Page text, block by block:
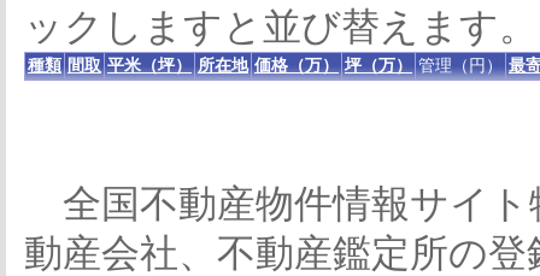
ックしますと並び替えます。
種類 間取 平米（坪） 所在地 価格（万） 坪（万） 管理（円） 最
全国不動産物件情報サイト
動産会社、不動産鑑定所の